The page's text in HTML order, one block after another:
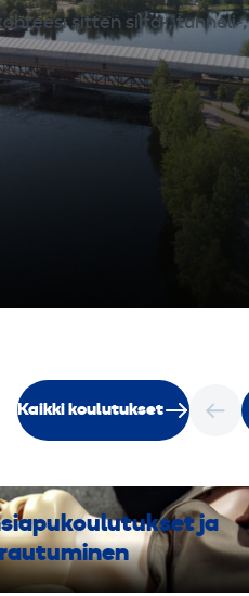
sitten silta-, tunneli-,
Kaikki koulutukset
ja